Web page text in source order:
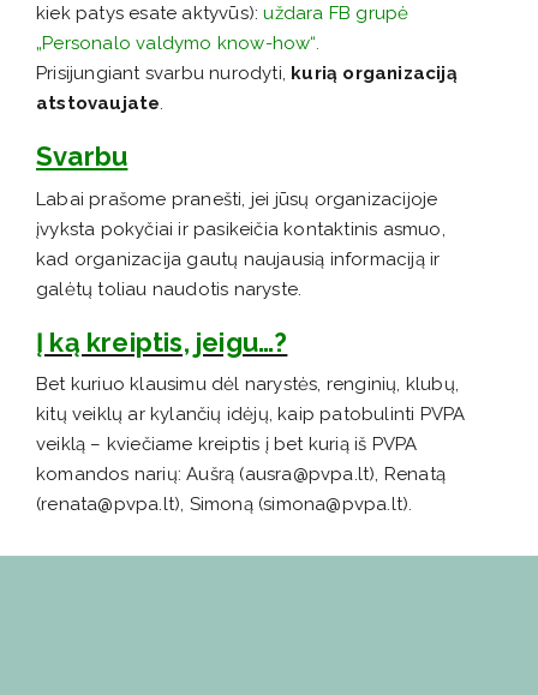
kiek patys esate aktyvūs):uždara FB grupė
„Personalo valdymo know-how“.
Prisijungiant svarbu nurodyti, kurią organizaciją
atstovaujate.
Svarbu
Labai prašome pranešti, jei jūsų organizacijoje
įvyksta pokyčiai ir pasikeičia kontaktinis asmuo,
kad organizacija gautų naujausią informaciją ir
galėtų toliau naudotis naryste.
Į ką kreiptis, jeigu…?
Bet kuriuo klausimu dėl narystės, renginių, klubų,
kitų veiklų ar kylančių idėjų, kaip patobulinti PVPA
veiklą – kviečiame kreiptis į bet kurią iš PVPA
komandos narių: Aušrą (ausra@pvpa.lt), Renatą
(renata@pvpa.lt), Simoną (simona@pvpa.lt).